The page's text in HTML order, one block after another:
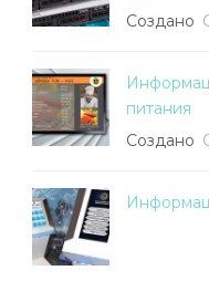
Создано
питания
Создано